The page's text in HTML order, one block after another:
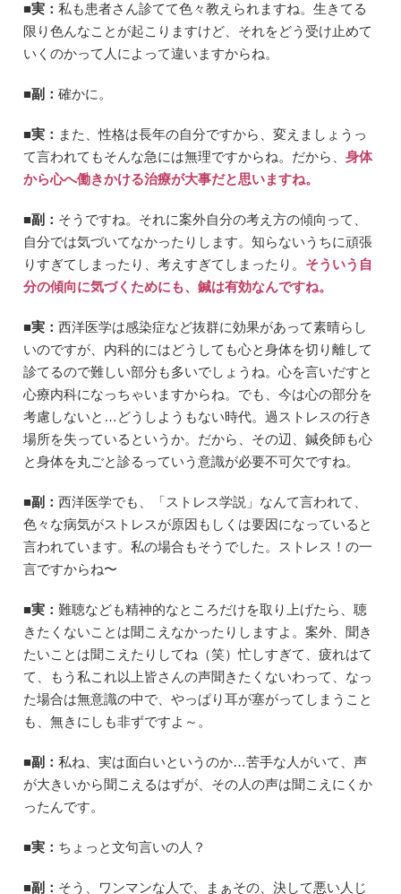
■実：私も患者さん診てて色々教えられますね。生きてる
限り色んなことが起こりますけど、それをどう受け止めて
いくのかって人によって違いますからね。
■副：確かに。
■実： また、性格は長年の自分ですから、変えましょうっ
て言われてもそんな急には無理ですからね。だから、身体
から心へ働きかける治療が大事だと思いますね。
■副： そうですね。それに案外自分の考え方の傾向って、
自分では気づいてなかったりします。知らないうちに頑張
りすぎてしまったり、考えすぎてしまったり。 そういう自
分の傾向に気づくためにも、鍼は有効なんですね。
■実：西洋医学は感染症など抜群に効果があって素晴らし
いのですが、内科的にはどうしても心と身体を切り離して
診てるので難しい部分も多いでしょうね。心を言いだすと
心療内科になっちゃいますからね。でも、今は心の部分を
考慮しないと…どうしようもない時代。過ストレスの行き
場所を失っているというか。だから、その辺、鍼灸師も心
と身体を丸ごと診るっていう意識が必要不可欠ですね。
■副：西洋医学でも、「ストレス学説」なんて言われて、
色々な病気がストレスが原因もしくは要因になっていると
言われています。私の場合もそうでした。ストレス！の一
言ですからね〜
■実：難聴なども精神的なところだけを取り上げたら、聴
きたくないことは聞こえなかったりしますよ。案外、聞き
たいことは聞こえたりしてね（笑）忙しすぎて、疲れはて
て、もう私これ以上皆さんの声聞きたくないわって、なっ
た場合は無意識の中で、やっぱり耳が塞がってしまうこと
も、無きにしも非ずですよ～。
■副：私ね、実は面白いというのか…苦手な人がいて、声
が大きいから聞こえるはずが、その人の声は聞こえにくか
ったんです。
■実： ちょっと文句言いの人？
■副： そう、ワンマンな人で、まぁその、決して悪い人じ